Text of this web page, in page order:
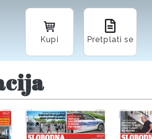
Kupi Pretplati se